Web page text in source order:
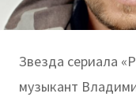
Звезда сериала
музыкант